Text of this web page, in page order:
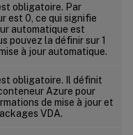
obligatoire. Par
est 0, ce qui signifie
automatique est
pouvez la définir sur 1
à jour automatique.
obligatoire. Il définit
Azure pour
de mise à jour et
VDA.